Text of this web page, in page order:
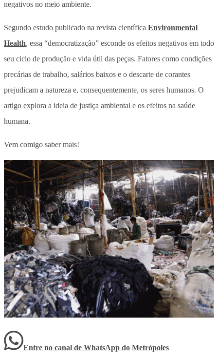
negativos no meio ambiente.
Segundo estudo publicado na revista científica Environmental
Health, essa “democratização” esconde os efeitos negativos em todo
seu ciclo de produção e vida útil das peças. Fatores como condições
precárias de trabalho, salários baixos e o descarte de corantes
prejudicam a natureza e, consequentemente, os seres humanos. O
artigo explora a ideia de justiça ambiental e os efeitos na saúde
humana.
Vem comigo saber mais!
Entre no canal de WhatsApp do Metrópoles